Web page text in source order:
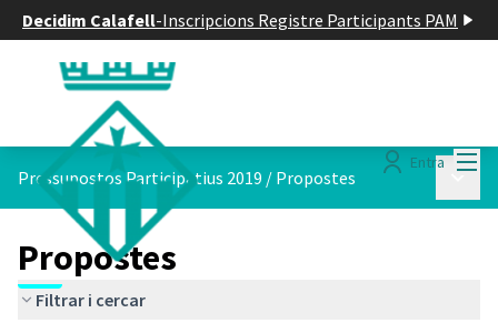
Decidim Calafell-Inscripcions Registre Participants PAM
Entra
Pressupostos Participatius 2019 / Propostes
Propostes
Filtrar i cercar